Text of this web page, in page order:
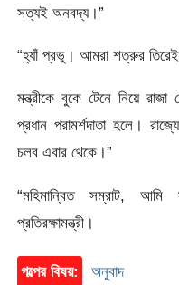
সত্যই অনবদ্য।”
“হ্যাঁ প্রভু। আমরা শত্রুর
মন্ত্রীকে বুকে টেনে নিয়ে
প্রধান পরামর্শদাতা হলে।
চলব এবার থেকে।”
“মহিমান্বিত সম্রাট,
প্রতিরক্ষামন্ত্রী।
গল্পের বিষয়: অনুবাদ